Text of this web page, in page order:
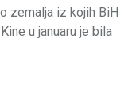
zemalja iz kojih BiH
u januaru je bila